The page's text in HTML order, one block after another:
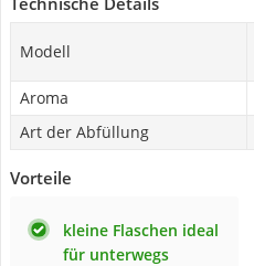
Modell
Aroma
Art der Abfüllung
Vorteile
kleine Flaschen ideal
für unterwegs